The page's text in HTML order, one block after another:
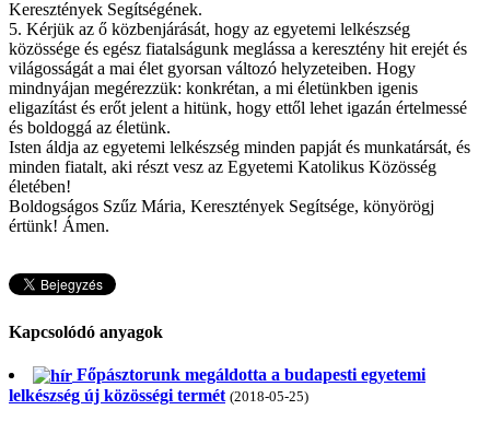
Keresztények Segítségének.
5. Kérjük az ő közbenjárását, hogy az egyetemi lelkészség
közössége és egész fiatalságunk meglássa a keresztény hit erejét és
világosságát a mai élet gyorsan változó helyzeteiben. Hogy
mindnyájan megérezzük: konkrétan, a mi életünkben igenis
eligazítást és erőt jelent a hitünk, hogy ettől lehet igazán értelmessé
és boldoggá az életünk.
Isten áldja az egyetemi lelkészség minden papját és munkatársát, és
minden fiatalt, aki részt vesz az Egyetemi Katolikus Közösség
életében!
Boldogságos Szűz Mária, Keresztények Segítsége, könyörögj
értünk! Ámen.
Kapcsolódó anyagok
Főpásztorunk megáldotta a budapesti egyetemi
lelkészség új közösségi termét (2018-05-25)